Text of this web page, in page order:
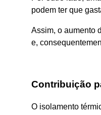
podem ter que
Assim, o aumento
e,
Contribuição
O isolamento